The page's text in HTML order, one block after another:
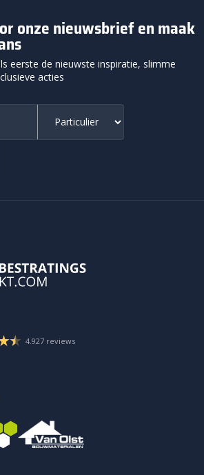
onze nieuwsbrief en maak
eerste de nieuwste inspiratie, slimme
acties
4.927 reviews